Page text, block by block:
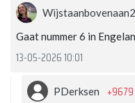
Gaat nummer 6 in
13-05-2026 10:01
PDerksen +9679